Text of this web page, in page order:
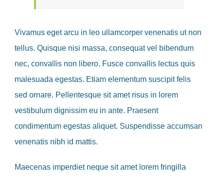
Vivamus eget arcu in leo ullamcorper venenatis ut non
tellus. Quisque nisi massa, consequat vel bibendum
nec, convallis non libero. Fusce convallis lectus quis
malesuada egestas. Etiam elementum suscipit felis
sed ornare. Pellentesque sit amet risus in lorem
vestibulum dignissim eu in ante. Praesent
condimentum egestas aliquet. Suspendisse accumsan
venenatis nibh id mattis.
Maecenas imperdiet neque sit amet lorem fringilla